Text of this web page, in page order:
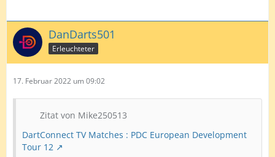
DanDarts501
Erleuchteter
17. Februar 2022 um 09:02
Zitat von Mike250513
DartConnect TV Matches : PDC European Development
Tour 12